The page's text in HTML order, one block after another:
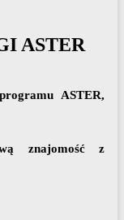
ASTER
ASTER,
znajomość z